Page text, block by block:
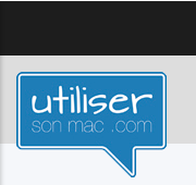
contenu
principal